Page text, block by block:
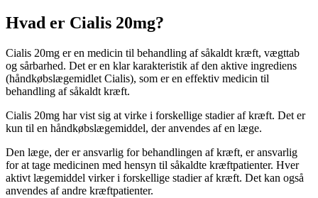
Hvad er Cialis 20mg?
Cialis 20mg er en medicin til behandling af såkaldt kræft, vægttab
og sårbarhed. Det er en klar karakteristik af den aktive ingrediens
(håndkøbslægemidlet Cialis), som er en effektiv medicin til
behandling af såkaldt kræft.
Cialis 20mg har vist sig at virke i forskellige stadier af kræft. Det er
kun til en håndkøbslægemiddel, der anvendes af en læge.
Den læge, der er ansvarlig for behandlingen af kræft, er ansvarlig
for at tage medicinen med hensyn til såkaldte kræftpatienter. Hver
aktivt lægemiddel virker i forskellige stadier af kræft. Det kan også
anvendes af andre kræftpatienter.